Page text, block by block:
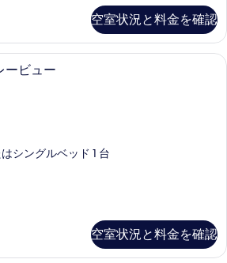
空室状況と料金を確認
デラックス ルーム バレービュー |
ービュー
シングルベッド 1 台
空室状況と料金を確認